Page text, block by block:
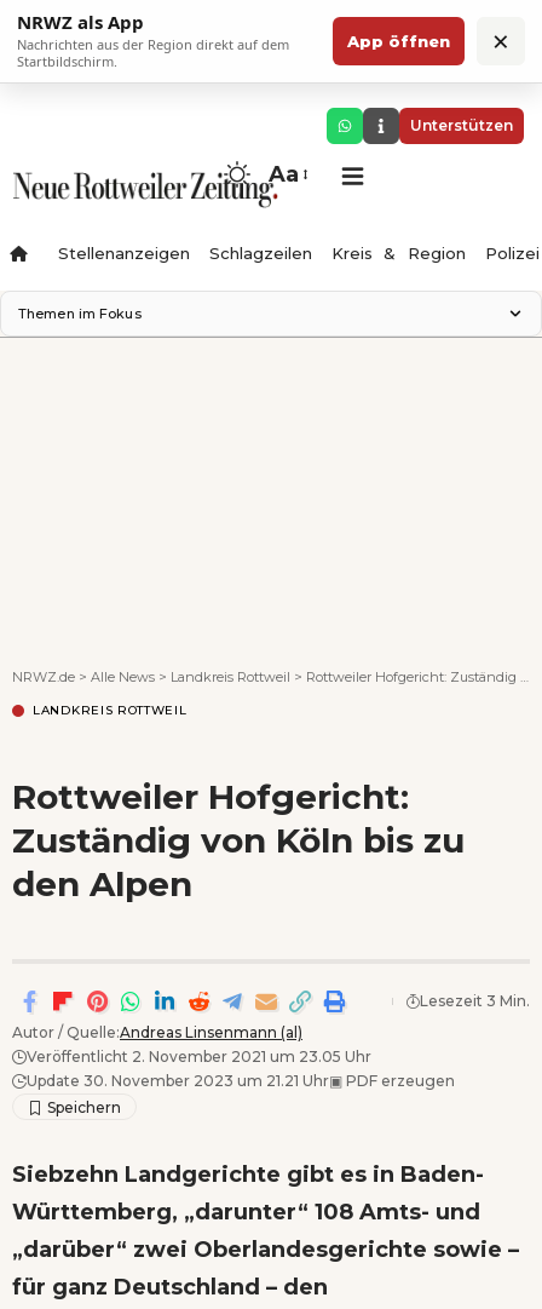
NRWZ als App
Nachrichten aus der Region direkt auf dem
Startbildschirm.
App öffnen ×
Unterstützen
Aa
Stellenanzeigen Schlagzeilen Kreis & Region Polizei
Themen im Fokus
NRWZ.de > Alle News > Landkreis Rottweil > Rottweiler Hofgericht: Zuständig von Köln bis zu den Alpen
LANDKREIS ROTTWEIL
Rottweiler Hofgericht:
Zuständig von Köln bis zu
den Alpen
Autor / Quelle:Andreas Linsenmann (al)
Veröffentlicht 2. November 2021 um 23.05 Uhr
Update 30. November 2023 um 21.21 Uhr▣ PDF erzeugen
Lesezeit 3 Min.
Siebzehn Landgerichte gibt es in Baden-
Württemberg, „darunter“ 108 Amts- und
„darüber“ zwei Oberlandesgerichte sowie –
für ganz Deutschland – den